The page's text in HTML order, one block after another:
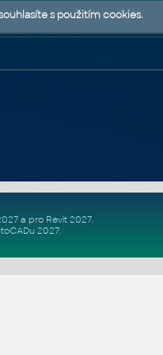
a pro Revit 2027.
2027.
s použitím cookies.